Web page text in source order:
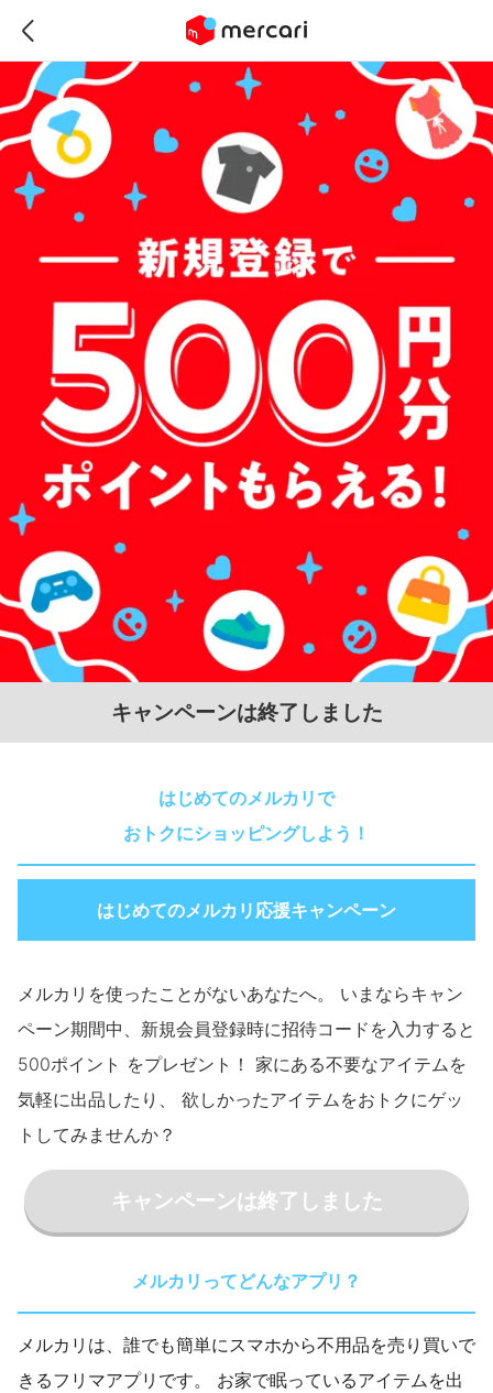
キャンペーンは終了しました
はじめてのメルカリで
おトクにショッピングしよう！
はじめてのメルカリ応援キャンペーン
メルカリを使ったことがないあなたへ。 いまならキャン
ペーン期間中、新規会員登録時に招待コードを入力すると
500ポイント をプレゼント！ 家にある不要なアイテムを
気軽に出品したり、 欲しかったアイテムをおトクにゲッ
トしてみませんか？
キャンペーンは終了しました
メルカリってどんなアプリ？
メルカリは、誰でも簡単にスマホから不用品を売り買いで
きるフリマアプリです。 お家で眠っているアイテムを出